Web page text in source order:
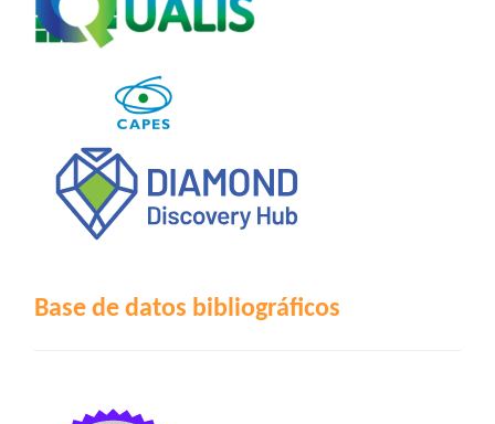
Base de datos bibliográficos